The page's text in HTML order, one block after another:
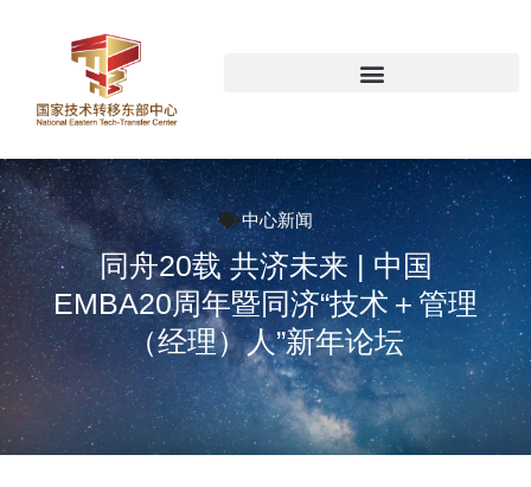
中心新闻
同舟20载 共济未来 | 中国
EMBA20周年暨同济“技术＋管理
（经理）人”新年论坛